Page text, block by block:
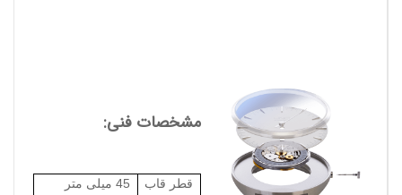
مشخصات فنی:
قطر قاب
45 میلی متر